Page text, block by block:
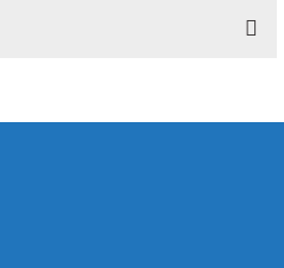
tarafımıza iletebilirsiniz.